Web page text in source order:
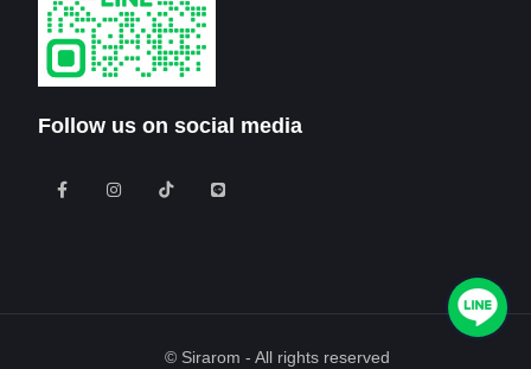
Follow us on social media
© Sirarom - All rights reserved